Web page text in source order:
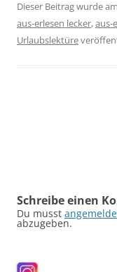
Dieser Beitrag wurde am
aus-erlesen lecker,aus-
Urlaubslektüre
Schreibe einen
Du musst
abzugeben.